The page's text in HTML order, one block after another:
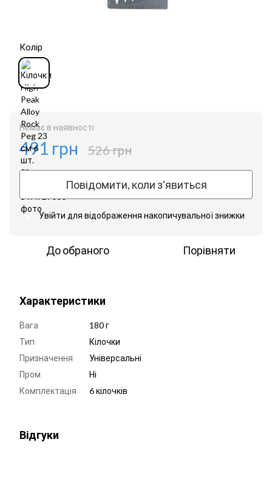
Колір
Немає в наявності
491 грн 526 грн
Повідомити, коли з'явиться
% Увійти для відображення накопичувальної знижки
До обраного Порівняти
Характеристики
Вага
180 г
Тип
Кілочки
Призначення
Універсальні
Пром
Ні
Комплектація
6 кілочків
Відгуки